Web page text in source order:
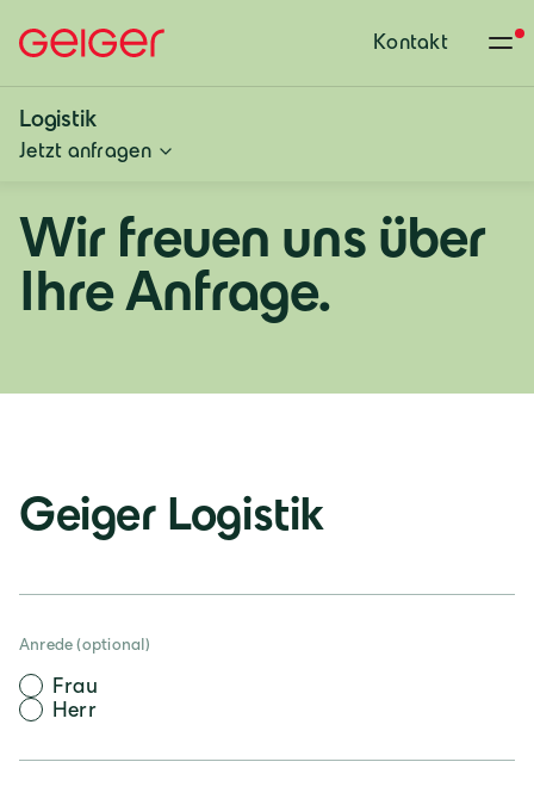
Kontakt
Logistik
Jetzt anfragen
Wir freuen uns über
Ihre Anfrage.
Geiger Logistik
Anrede (optional)
Frau
HerrItalia